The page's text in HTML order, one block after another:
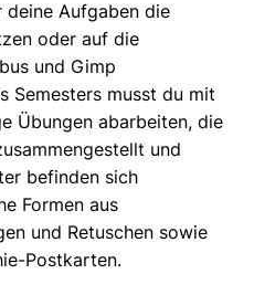
Aufgaben die
oder auf die
und Gimp
Semesters musst du mit
Übungen abarbeiten, die
und
befinden sich
Formen aus
und Retuschen sowie
Postkarten.